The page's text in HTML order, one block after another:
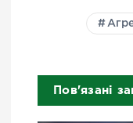
Пов'язані